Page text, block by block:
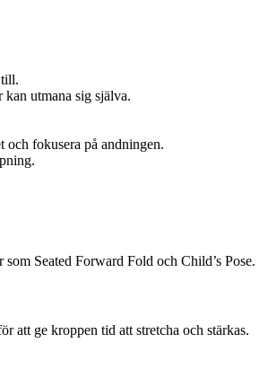
utmana sig själva.
fokusera på andningen.
Seated Forward Fold och Child’s Pose.
att ge kroppen tid att stretcha och stärkas.